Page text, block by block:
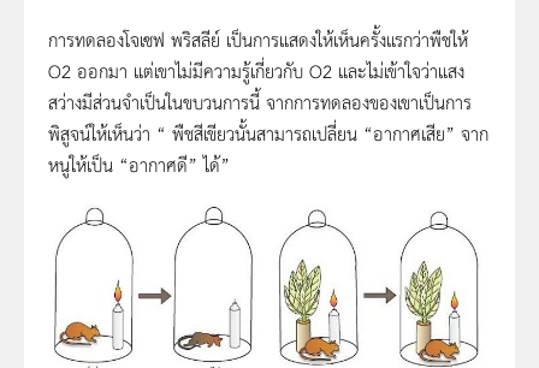
การทดลองโจเซฟ พริสลีย์ เป็นการแสดงให้เห็นครั้งแรกว่าพืชให้
O2 ออกมา แต่เขาไม่มีความรู้เกี่ยวกับ O2 และไม่เข้าใจว่าแสง
สว่างมีส่วนจำเป็นในขบวนการนี้ จากการทดลองของเขาเป็นการ
พิสูจน์ให้เห็นว่า “ พืชสีเขียวนั้นสามารถเปลี่ยน “อากาศเสีย” จาก
หนูให้เป็น “อากาศดี” ได้”